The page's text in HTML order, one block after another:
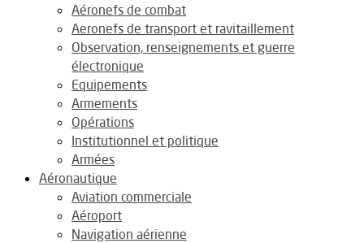
Aéronefs de combat
Aeronefs de transport et ravitaillement
Observation, renseignements et guerre
électronique
Equipements
Armements
Opérations
Institutionnel et politique
Armées
Aéronautique
Aviation commerciale
Aéroport
Navigation aérienne